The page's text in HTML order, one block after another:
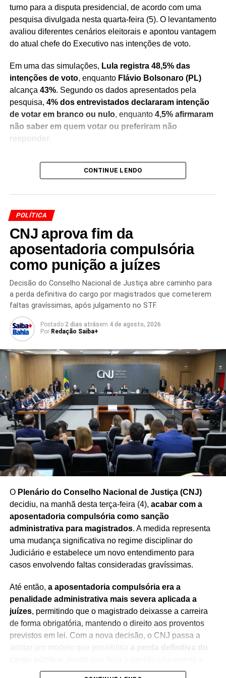
turno para a disputa presidencial, de acordo com uma
pesquisa divulgada nesta quarta-feira (5). O levantamento
avaliou diferentes cenários eleitorais e apontou vantagem
do atual chefe do Executivo nas intenções de voto.
Em uma das simulações, Lula registra 48,5% das
intenções de voto, enquanto Flávio Bolsonaro (PL)
alcança 43%. Segundo os dados apresentados pela
pesquisa, 4% dos entrevistados declararam intenção
de votar em branco ou nulo, enquanto 4,5% afirmaram
não saber em quem votar ou preferiram não
Os números refletem um recorte do cenário eleitoral no
momento da realização do levantamento e servem como
Pesquisas de intenção de voto não representam
resultado definitivo das eleições
para acompanhar a evolução do cenário político e das
tendências entre os eleitores.
A divulgação do levantamento ocorre em meio às
movimentações dos partidos e lideranças políticas para a
próxima disputa presidencial. Com o avanço do
calendário eleitoral, novas pesquisas deverão medir a
evolução dos índices de aprovação, rejeição e intenção
de voto dos possíveis candidatos.
O cenário político segue em constante transformação, e
especialistas destacam queas intenções de voto
podem variar ao longo do processo eleitoral,
influenciadas por fatores econômicos, sociais, decisões
partidárias e acontecimentos do cenário nacional.
Redação Saiba+
CONTINUE LENDO
POLÍTICA
CNJ aprova fim da
aposentadoria compulsória
como punição a juízes
Decisão do Conselho Nacional de Justiça abre caminho para
a perda definitiva do cargo por magistrados que cometerem
faltas gravíssimas, após julgamento no STF.
Postado 2 dias atrásem 4 de agosto, 2026
Por Redação Saiba+
O Plenário do Conselho Nacional de Justiça (CNJ)
decidiu, na manhã desta terça-feira (4), acabar com a
aposentadoria compulsória como sanção
administrativa para magistrados. A medida representa
uma mudança significativa no regime disciplinar do
Judiciário e estabelece um novo entendimento para
casos envolvendo faltas consideradas gravíssimas.
Até então, a aposentadoria compulsória era a
penalidade administrativa mais severa aplicada a
juízes, permitindo que o magistrado deixasse a carreira
de forma obrigatória, mantendo o direito aos proventos
previstos em lei. Com a nova decisão, o CNJ passa a
adotar um modelo que possibilita
a perda definitiva do
observância das regras constitucionais.